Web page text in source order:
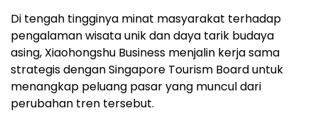
Di tengah tingginya minat masyarakat terhadap
pengalaman wisata unik dan daya tarik budaya
asing, Xiaohongshu Business menjalin kerja sama
strategis dengan Singapore Tourism Board untuk
menangkap peluang pasar yang muncul dari
perubahan tren tersebut.